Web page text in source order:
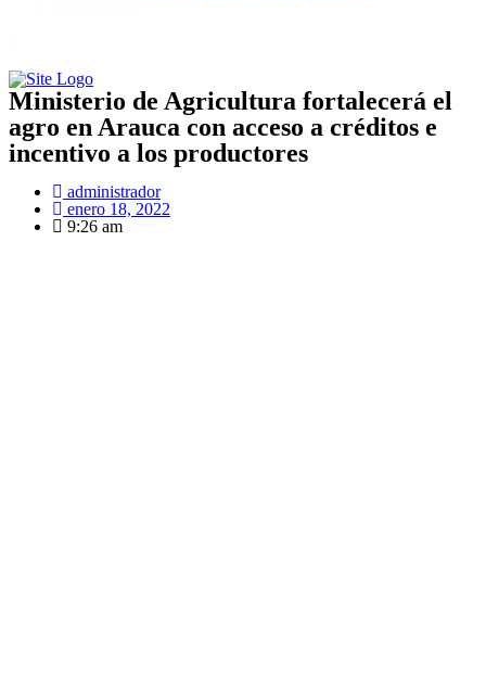
Ministerio de Agricultura fortalecerá el
agro en Arauca con acceso a créditos e
incentivo a los productores
administrador
enero 18, 2022
9:26 am